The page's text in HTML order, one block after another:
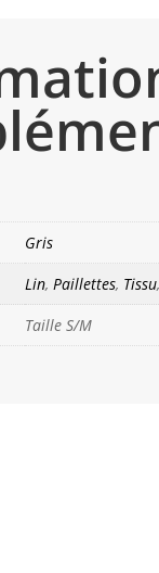
Gris
Lin,Paillettes, Tissu,
Taille S/M